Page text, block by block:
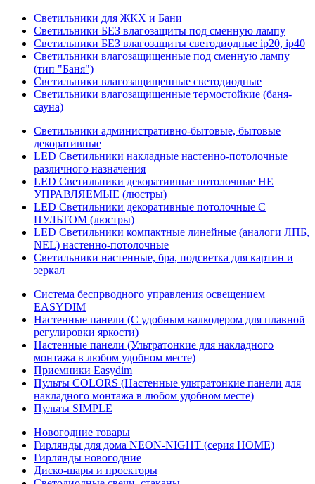
Светильники для ЖКХ и Бани
Светильники БЕЗ влагозащиты под сменную лампу
Светильники БЕЗ влагозащиты светодиодные ip20, ip40
Светильники влагозащищенные под сменную лампу
(тип "Баня")
Светильники влагозащищенные светодиодные
Светильники влагозащищенные термостойкие (баня-
сауна)
Светильники административно-бытовые, бытовые
декоративные
LED Cветильники накладные настенно-потолочные
различного назначения
LED Светильники декоративные потолочные НЕ
УПРАВЛЯЕМЫЕ (люстры)
LED Светильники декоративные потолочные С
ПУЛЬТОМ (люстры)
LED Светильники компактные линейные (аналоги ЛПБ,
NEL) настенно-потолочные
Светильники настенные, бра, подсветка для картин и
зеркал
Система беспрводного управления освещением
EASYDIM
Настенные панели (С удобным валкодером для плавной
регулировки яркости)
Настенные панели (Ультратонкие для накладного
монтажа в любом удобном месте)
Приемники Easydim
Пульты COLORS (Настенные ультратонкие панели для
накладного монтажа в любом удобном месте)
Пульты SIMPLE
Новогодние товары
Гирлянды для дома NEON-NIGHT (серия HOME)
Гирлянды новогодние
Диско-шары и проекторы